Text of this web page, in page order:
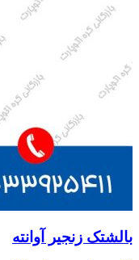
بالشتک زنجیر آوانته